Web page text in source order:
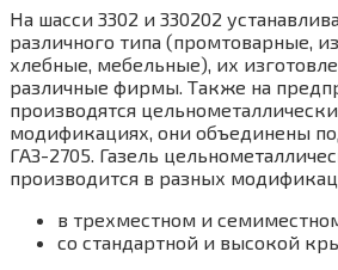
На шасси 3302 и 330202
различного типа (промтоварные,
хлебные, мебельные), их
различные фирмы. Также на
производятся
модификациях, они объединены
ГАЗ-2705. Газель
производится в разных
в трехместном и
со стандартной и высокой